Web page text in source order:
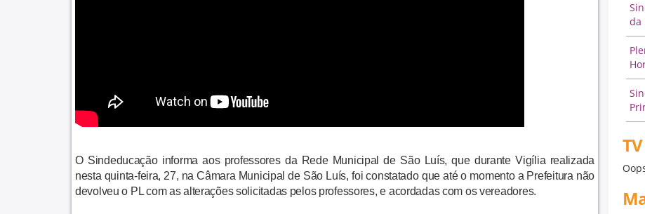
O Sindeducação informa aos professores da Rede Municipal de São Luís, que durante Vigília realizada
nesta quinta-feira, 27, na Câmara Municipal de São Luís, foi constatado que até o momento a Prefeitura não
devolveu o PL com as alterações solicitadas pelos professores, e acordadas com os vereadores.
da